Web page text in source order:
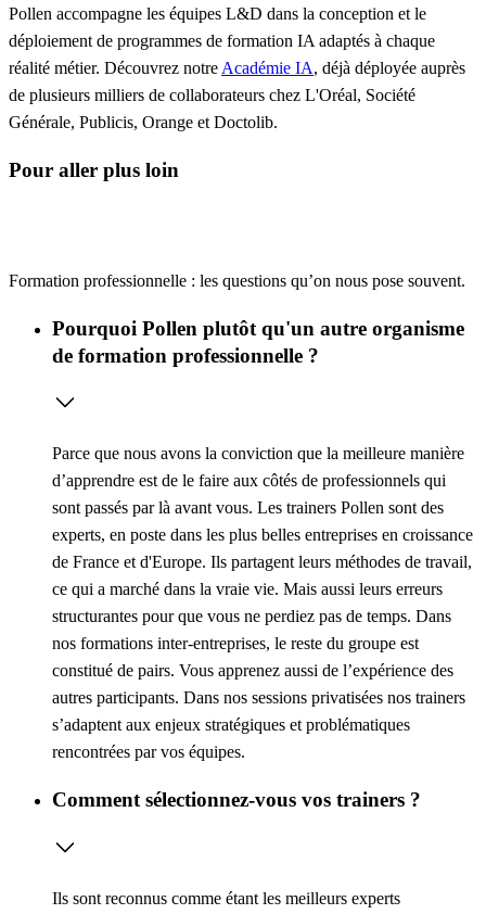
Pollen accompagne les équipes L&D dans la conception et le
déploiement de programmes de formation IA adaptés à chaque
réalité métier. Découvrez notreAcadémie IA, déjà déployée auprès
de plusieurs milliers de collaborateurs chez L'Oréal, Société
Générale, Publicis, Orange et Doctolib.
Pour aller plus loin
Formation professionnelle : les questions qu’on nous pose souvent.
Pourquoi Pollen plutôt qu'un autre organisme
de formation professionnelle ?
Parce que nous avons la conviction que la meilleure manière
d’apprendre est de le faire aux côtés de professionnels qui
sont passés par là avant vous. Les trainers Pollen sont des
experts, en poste dans les plus belles entreprises en croissance
de France et d'Europe. Ils partagent leurs méthodes de travail,
ce qui a marché dans la vraie vie. Mais aussi leurs erreurs
structurantes pour que vous ne perdiez pas de temps. Dans
nos formations inter-entreprises, le reste du groupe est
constitué de pairs. Vous apprenez aussi de l’expérience des
autres participants. Dans nos sessions privatisées nos trainers
s’adaptent aux enjeux stratégiques et problématiques
rencontrées par vos équipes.
Comment sélectionnez-vous vos trainers ?
Ils sont reconnus comme étant les meilleurs experts